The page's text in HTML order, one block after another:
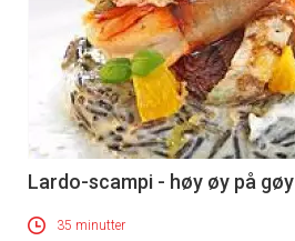
Lardo-scampi - høy øy på gøy
35 minutter